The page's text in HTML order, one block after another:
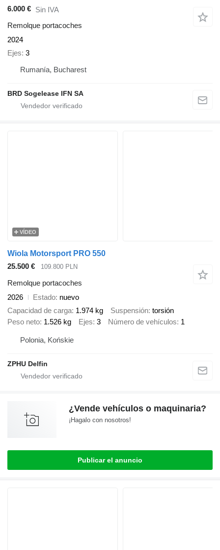
6.000 € Sin IVA
Remolque portacoches
2024
Ejes 3
Rumanía, Bucharest
BRD Sogelease IFN SA
VÍDEO
Wiola Motorsport PRO 550
25.500 €
109.800 PLN
Remolque portacoches
2026
Estado nuevo
Capacidad de carga 1.974 kg Suspensión torsión
Peso neto 1.526 kg Ejes 3 Número de vehículos 1
Polonia, Końskie
ZPHU Delfin
¿Vende vehículos o maquinaria?
¡Hagalo con nosotros!
Publicar el anuncio